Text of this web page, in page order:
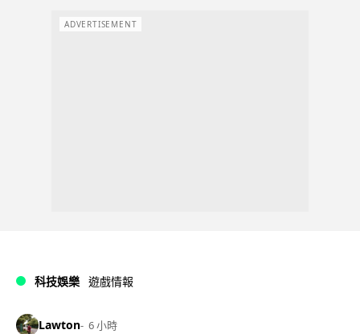
ADVERTISEMENT
科技娛樂 遊戲情報
Lawton 6 小時